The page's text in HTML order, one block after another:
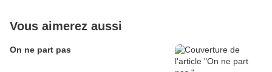
Vous aimerez aussi
On ne part pas